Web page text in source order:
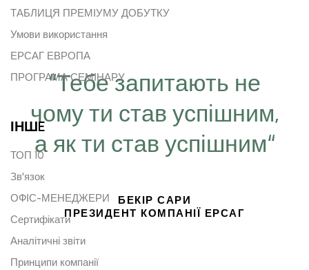
“Тебе запитають не
чому ти став успішним,
а як ти став успішним“
БЕКІР САРИ
ПРЕЗИДЕНТ КОМПАНІЇ ЕРСАГ
ТАБЛИЦЯ ПРЕМІУМУ ДОБУТКУ
Умови використання
ЕРСАГ ЕВРОПА
ПРОГРАМА СЕМІНАРУ
ІНШE
ТОП 10
Зв'язок
ОФІС-МЕНЕДЖЕРИ
Сертифікати
Аналітичні звіти
Принципи компанії